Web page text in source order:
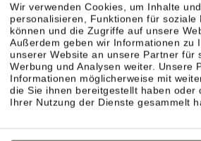
Wir verwenden Cookies, um Inhalte
personalisieren, Funktionen für soziale
können und die Zugriffe auf unsere
Außerdem geben wir Informationen zu
unserer Website an unsere Partner für
Werbung und Analysen weiter. Unsere
Informationen möglicherweise mit
die Sie ihnen bereitgestellt haben oder
Ihrer Nutzung der Dienste gesammelt